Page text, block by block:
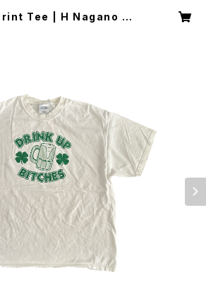
Tee | H Nagano Se